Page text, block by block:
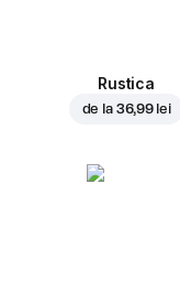
Rustica
de la 36,99 lei